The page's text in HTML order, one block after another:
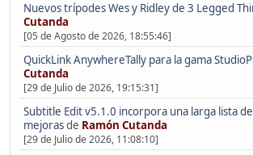
Nuevos trípodes Wes y Ridley de 3 Legged
Cutanda
[05 de Agosto de 2026, 18:55:46]
QuickLink AnywhereTally para la gama
Cutanda
[29 de Julio de 2026, 19:15:31]
Subtitle Edit v5.1.0 incorpora una larga lista
mejorasde Ramón Cutanda
[29 de Julio de 2026, 11:08:10]